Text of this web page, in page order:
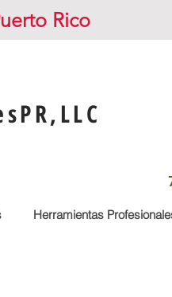
Rico
Herramientas